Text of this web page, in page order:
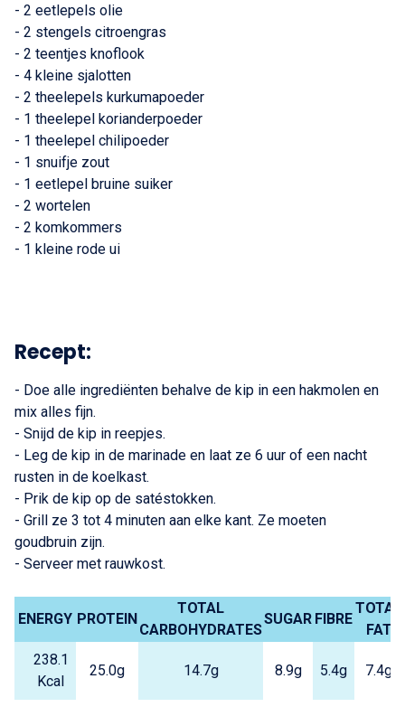
- 2 eetlepels olie
- 2 stengels citroengras
- 2 teentjes knoflook
- 4 kleine sjalotten
- 2 theelepels kurkumapoeder
- 1 theelepel korianderpoeder
- 1 theelepel chilipoeder
- 1 snuifje zout
- 1 eetlepel bruine suiker
- 2 wortelen
- 2 komkommers
- 1 kleine rode ui
Recept:
- Doe alle ingrediënten behalve de kip in een hakmolen en
mix alles fijn.
- Snijd de kip in reepjes.
- Leg de kip in de marinade en laat ze 6 uur of een nacht
rusten in de koelkast.
- Prik de kip op de satéstokken.
- Grill ze 3 tot 4 minuten aan elke kant. Ze moeten
goudbruin zijn.
- Serveer met rauwkost.
ENERGY PROTEIN
TOTAL
CARBOHYDRATES
SUGAR FIBRE
TOTAL
FAT
238.1
Kcal
25.0g 14.7g 8.9g 5.4g 7.4g